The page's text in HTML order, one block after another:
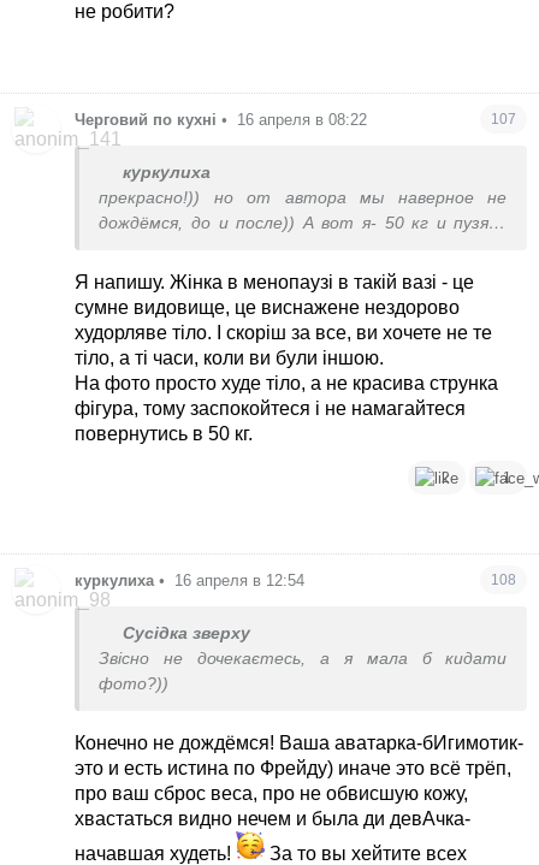
не робити?
Черговий по кухні • 16 апреля в 08:22 107
куркулиха
прекрасно!)) но от автора мы наверное не
дождёмся, до и после)) А вот я- 50 кг и пузяки
было уродливо и надо к психиатру, если я хочу
Я напишу. Жінка в менопаузі в такій вазі - це
сумне видовище, це виснажене нездорово
худорляве тіло. І скоріш за все, ви хочете не те
тіло, а ті часи, коли ви були іншою.
На фото просто худе тіло, а не красива струнка
фігура, тому заспокойтеся і не намагайтеся
повернутись в 50 кг.
2 1
куркулиха • 16 апреля в 12:54 108
Сусідка зверху
Звісно не дочекаєтесь, а я мала б кидати
фото?))
Конечно не дождёмся! Ваша аватарка-бИгимотик-
это и есть истина по Фрейду) иначе это всё трёп,
про ваш сброс веса, про не обвисшую кожу,
хвастаться видно нечем и была ди девАчка-
начавшая худеть!
За то вы хейтите всех